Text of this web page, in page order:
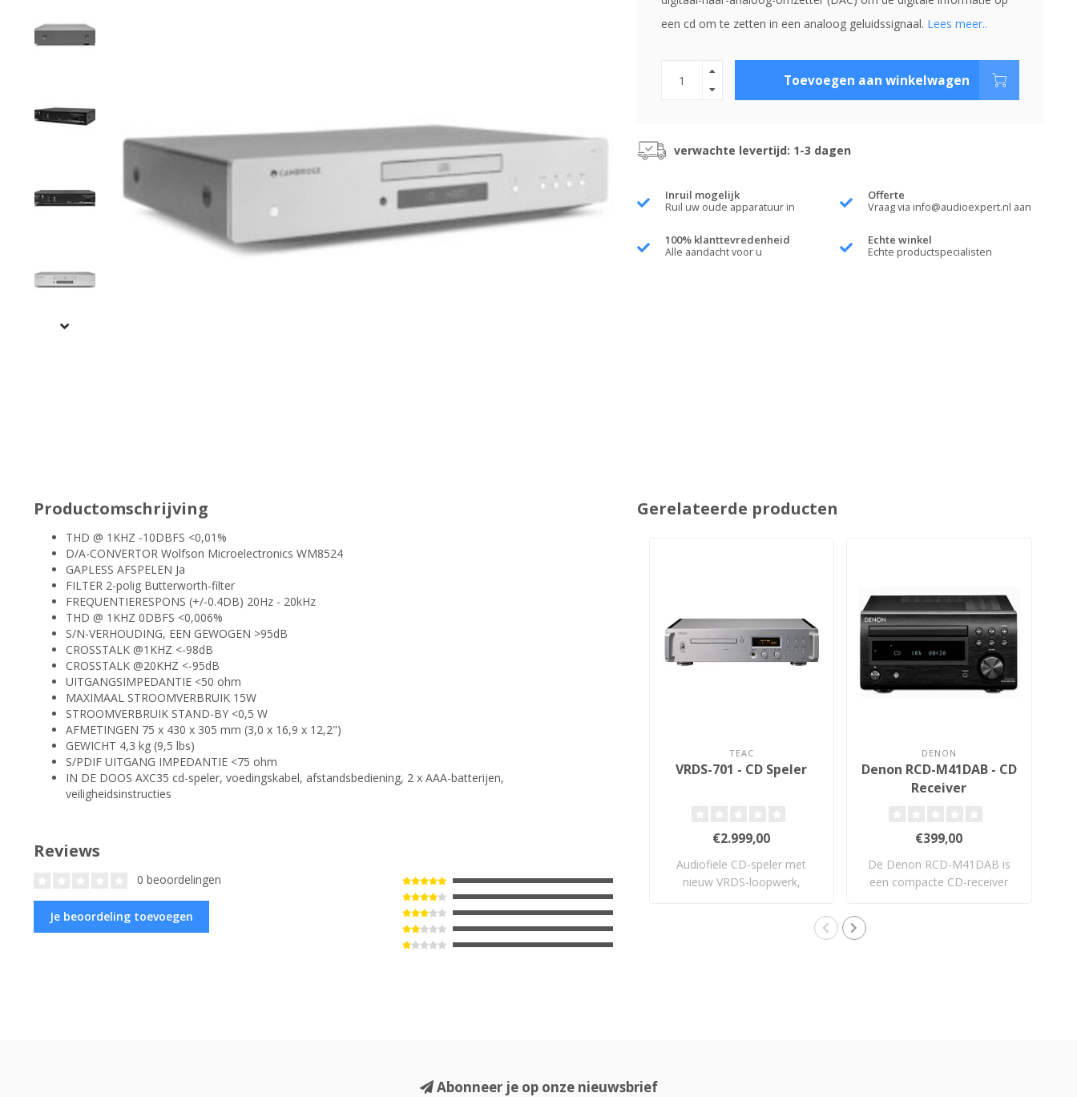
een cd om te zetten in een analoog geluidssignaal. Lees meer..
Toevoegen aan winkelwagen
verwachte levertijd: 1-3 dagen
Inruil mogelijk
Ruil uw oude apparatuur in
Offerte
Vraag via info@audioexpert.nl aan
100% klanttevredenheid
Alle aandacht voor u
Echte winkel
Echte productspecialisten
Productomschrijving
THD @ 1KHZ -10DBFS <0,01%
D/A-CONVERTOR Wolfson Microelectronics WM8524
GAPLESS AFSPELEN Ja
FILTER 2-polig Butterworth-filter
FREQUENTIERESPONS (+/-0.4DB) 20Hz - 20kHz
THD @ 1KHZ 0DBFS <0,006%
S/N-VERHOUDING, EEN GEWOGEN >95dB
CROSSTALK @1KHZ <-98dB
CROSSTALK @20KHZ <-95dB
UITGANGSIMPEDANTIE <50 ohm
MAXIMAAL STROOMVERBRUIK 15W
STROOMVERBRUIK STAND-BY <0,5 W
AFMETINGEN 75 x 430 x 305 mm (3,0 x 16,9 x 12,2")
GEWICHT 4,3 kg (9,5 lbs)
S/PDIF UITGANG IMPEDANTIE <75 ohm
IN DE DOOS AXC35 cd-speler, voedingskabel, afstandsbediening, 2 x AAA-batterijen,
veiligheidsinstructies
Reviews
0 beoordelingen
Je beoordeling toevoegen
Gerelateerde producten
TEAC
VRDS-701 - CD Speler
€2.999,00
Audiofiele CD-speler met
nieuw VRDS-loopwerk,
DENON
Denon RCD-M41DAB - CD
Receiver
€399,00
De Denon RCD-M41DAB is
een compacte CD-receiver
Abonneer je op onze nieuwsbrief